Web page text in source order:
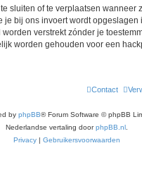
sluiten of te verplaatsen wanneer
je bij ons invoert wordt
verstrekt zónder je
worden gehouden voor een
Contact
by phpBB® Forum Software © phpBB
Nederlandse vertaling doorphpBB.nl.
Privacy| Gebruikersvoorwaarden